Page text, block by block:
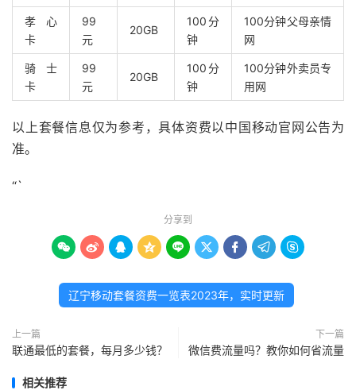
孝心
卡
99
元
20GB
100分
钟
100分钟父母亲情
网
骑士
卡
99
元
20GB
100分
钟
100分钟外卖员专
用网
以上套餐信息仅为参考，具体资费以中国移动官网公告为
准。
“`
分享到
        
辽宁移动套餐资费一览表2023年，实时更新
上一篇
联通最低的套餐，每月多少钱？
下一篇
微信费流量吗？教你如何省流量
相关推荐